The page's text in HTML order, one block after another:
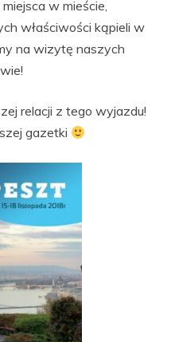
w mieście,
właściwości kąpieli w
na wizytę naszych
relacji z tego wyjazdu!
gazetki